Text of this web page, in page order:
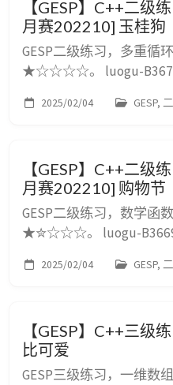
病人前来取药，每个病
如果病人需要的数量超过
【GESP】C++二级
月赛202210] 玉桂狗
GESP二级练习，多重循
★☆☆☆☆。 luogu-B3670
偶，每只玩偶有可爱度
少。 保证某 E 一定能买到
2025/02/04 GESP,
【GESP】C++二级
月赛202210] 购物节
GESP二级练习，数学函
★✮☆☆☆。 luogu-B3669
一种是单本装，一本 $x$
十本装为 $y - 1$ 元。 ...
2025/02/04 GESP,
【GESP】C++三级
比可爱
GESP三级练习，一维